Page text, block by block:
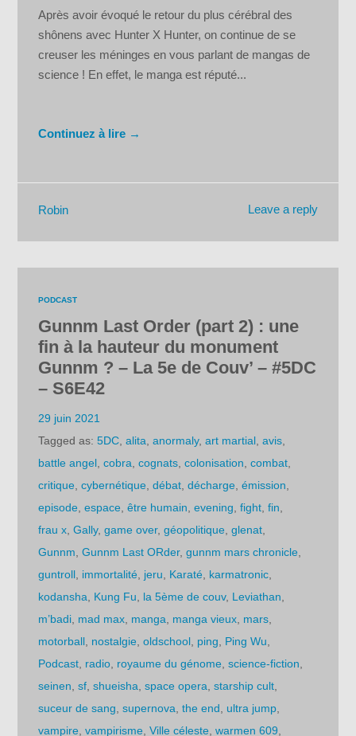
Après avoir évoqué le retour du plus cérébral des
shônens avec Hunter X Hunter, on continue de se
creuser les méninges en vous parlant de mangas de
science ! En effet, le manga est réputé...
Continuez à lire →
Leave a reply
Robin
PODCAST
Gunnm Last Order (part 2) : une
fin à la hauteur du monument
Gunnm ? – La 5e de Couv’ – #5DC
– S6E42
29 juin 2021
Tagged as:5DC ,alita ,anormaly,art martial ,avis
battle angel ,cobra ,cognats ,colonisation ,combat
critique ,cybernétique ,débat ,décharge ,émission
episode ,espace ,être humain ,evening ,fight ,fin
frau x ,Gally,game over,géopolitique ,glenat
Gunnm ,Gunnm Last ORder,gunnm mars chronicle
guntroll immortalité jeru Karaté karmatronic
kodansha
Kung Fu la 5ème de couv, Leviathan
m’badi mad max manga manga vieux mars
motorball nostalgie ,oldschool ping Ping Wu
Podcast radio royaume du génome ,science-fiction
seinen ,sf ,shueisha ,space opera ,starship cult
suceur de sang ,supernova ,the end ultra jump
vampire ,vampirisme ,Ville céleste ,warmen 609